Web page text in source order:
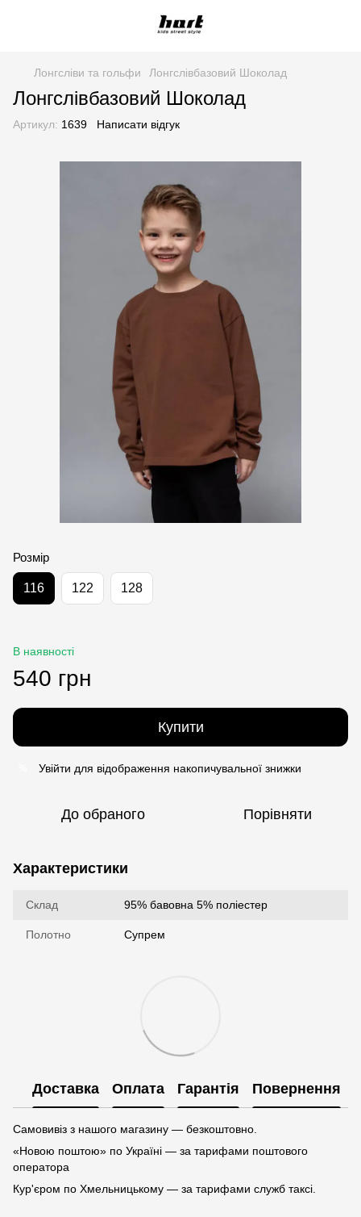
Лонгсліви та гольфи Лонгслівбазовий Шоколад
Лонгслівбазовий Шоколад
Артикул: 1639 Написати відгук
Розмір
116 122 128
В наявності
540 грн
Купити
Увійти для відображення накопичувальної знижки
До обраного Порівняти
Характеристики
Склад 95% бавовна 5% поліестер
Полотно Супрем
Доставка Оплата Гарантія Повернення
Самовивіз з нашого магазину — безкоштовно.
«Новою поштою» по Україні — за тарифами поштового
оператора
Кур'єром по Хмельницькому — за тарифами служб таксі.